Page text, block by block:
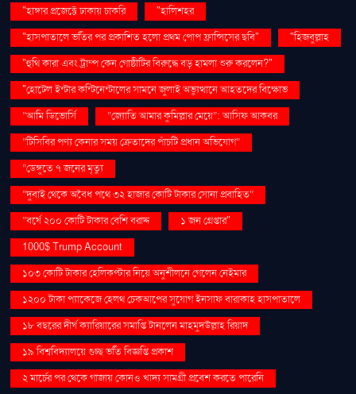
"হাঙ্গার প্রজেক্টে ঢাকায় চাকরি
"হালিশহর
"হাসপাতালে ভর্তির পর প্রকাশিত হলো প্রথম পোপ ফ্রান্সিসের ছবি"
"হিজবুল্লাহ
"হুথি কারা এবং ট্রাম্প কেন গোষ্ঠীটির বিরুদ্ধে বড় হামলা শুরু করলেন?"
"হোটেল ইন্টার কন্টিনেন্টালের সামনে জুলাই অভ্যুত্থানে আহতদের বিক্ষোভ
“আমি ডিভোর্সি
“জ্যোতি আমার কুমিল্লার মেয়ে”: আসিফ আকবর
“টিসিবির পণ্য কেনার সময় ক্রেতাদের পাঁচটি প্রধান অভিযোগ”
“ডেঙ্গুতে ৭ জনের মৃত্যু
“দুবাই থেকে অবৈধ পথে ৩২ হাজার কোটি টাকার সোনা প্রবাহিত”
“বর্ষে ২০০ কোটি টাকার বেশি বরাদ্দ
১ জন গ্রেপ্তার"
1000$ Trump Account
১০৩ কোটি টাকার হেলিকপ্টার নিয়ে অনুশীলনে গেলেন নেইমার
১২০০ টাকা প্যাকেজে হেলথ চেকআপের সুযোগ ইনসাফ বারাকাহ হাসপাতালে
১৮ বছরের দীর্ঘ ক্যারিয়ারের সমাপ্তি টানলেন মাহমুদউল্লাহ রিয়াদ
১৯ বিশ্ববিদ্যালয়ে গুচ্ছ ভর্তি বিজ্ঞপ্তি প্রকাশ
২ মার্চের পর থেকে গাজায় কোনও খাদ্য সামগ্রী প্রবেশ করতে পারেনি